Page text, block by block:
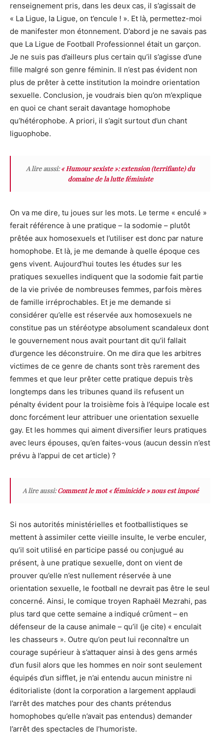
renseignement pris, dans les deux cas, il s’agissait de
« La Ligue, la Ligue, on t’encule ! ». Et là, permettez-moi
de manifester mon étonnement. D’abord je ne savais pas
que La Ligue de Football Professionnel était un garçon.
Je ne suis pas d’ailleurs plus certain qu’il s’agisse d’une
fille malgré son genre féminin. Il n’est pas évident non
plus de prêter à cette institution la moindre orientation
sexuelle. Conclusion, je voudrais bien qu’on m’explique
en quoi ce chant serait davantage homophobe
qu’hétérophobe. A priori, il s’agit surtout d’un chant
liguophobe.
A lire aussi:« Humour sexiste »: extension (terrifiante) du
domaine de la lutte féministe
On va me dire, tu joues sur les mots. Le terme « enculé »
ferait référence à une pratique – la sodomie – plutôt
prêtée aux homosexuels et l’utiliser est donc par nature
homophobe. Et là, je me demande à quelle époque ces
gens vivent. Aujourd’hui toutes les études sur les
pratiques sexuelles indiquent que la sodomie fait partie
de la vie privée de nombreuses femmes, parfois mères
de famille irréprochables. Et je me demande si
considérer qu’elle est réservée aux homosexuels ne
constitue pas un stéréotype absolument scandaleux dont
le gouvernement nous avait pourtant dit qu’il fallait
d’urgence les déconstruire. On me dira que les arbitres
victimes de ce genre de chants sont très rarement des
femmes et que leur prêter cette pratique depuis très
longtemps dans les tribunes quand ils refusent un
pénalty évident pour la troisième fois à l’équipe locale est
donc forcément leur attribuer une orientation sexuelle
gay. Et les hommes qui aiment diversifier leurs pratiques
avec leurs épouses, qu’en faites-vous (aucun dessin n’est
prévu à l’appui de cet article) ?
A lire aussi:Comment le mot « féminicide » nous est imposé
Si nos autorités ministérielles et footballistiques se
mettent à assimiler cette vieille insulte, le verbe enculer,
qu’il soit utilisé en participe passé ou conjugué au
présent, à une pratique sexuelle, dont on vient de
prouver qu’elle n’est nullement réservée à une
orientation sexuelle, le football ne devrait pas être le seul
concerné. Ainsi, le comique troyen Raphaël Mezrahi, pas
plus tard que cette semaine a indiqué crûment – en
défenseur de la cause animale – qu’il (je cite) « enculait
les chasseurs ». Outre qu’on peut lui reconnaître un
courage supérieur à s’attaquer ainsi à des gens armés
d’un fusil alors que les hommes en noir sont seulement
équipés d’un sifflet, je n’ai entendu aucun ministre ni
éditorialiste (dont la corporation a largement applaudi
l’arrêt des matches pour des chants prétendus
homophobes qu’elle n’avait pas entendus) demander
l’arrêt des spectacles de l’humoriste.